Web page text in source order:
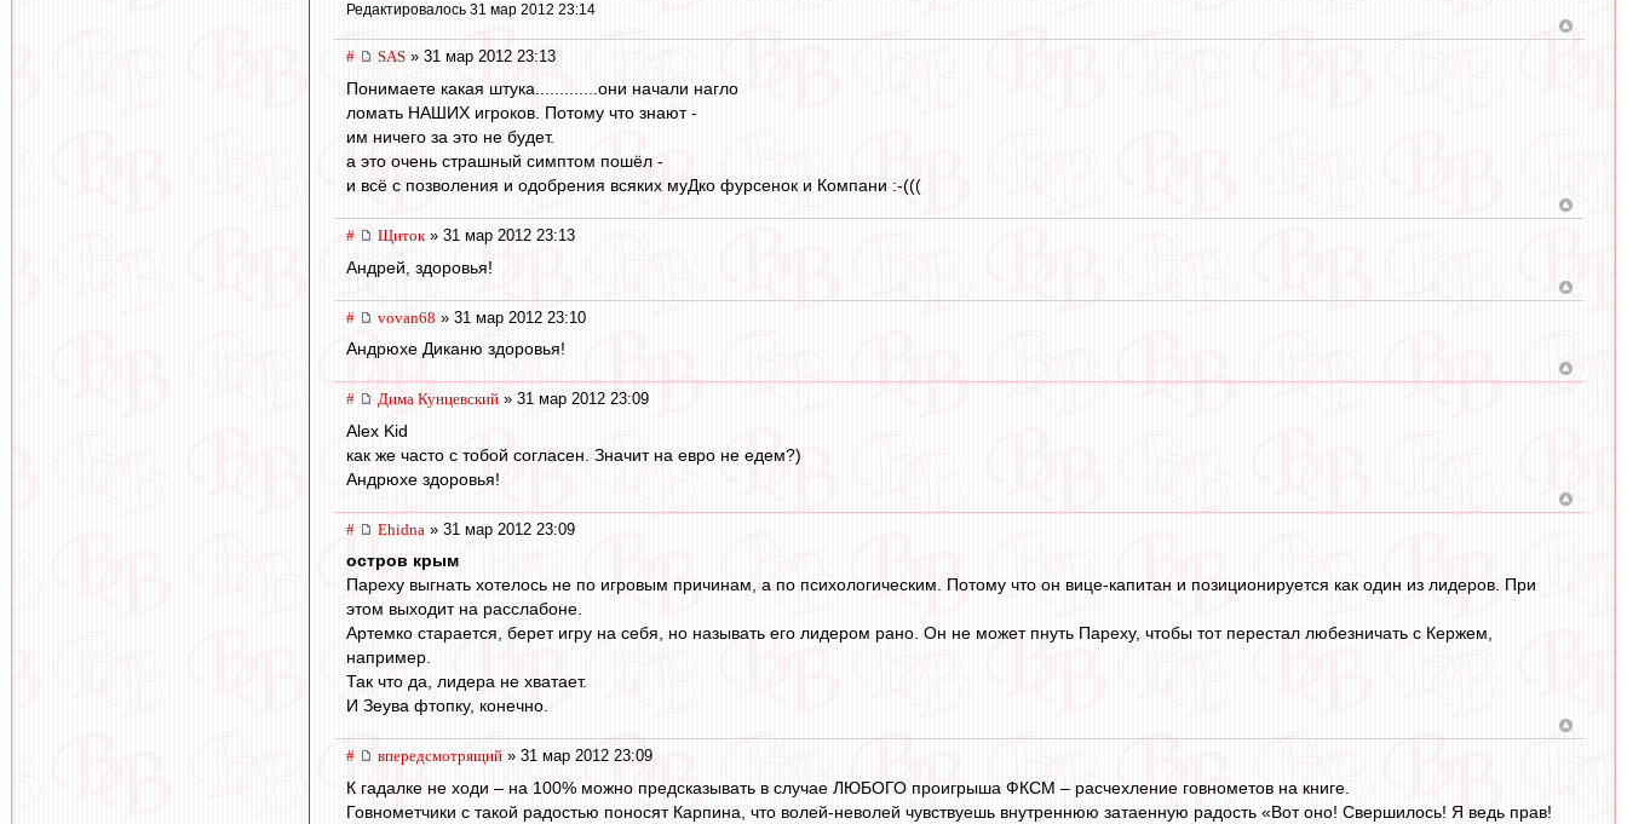
Редактировалось 31 мар 2012 23:14
# SAS » 31 мар 2012 23:13
Понимаете какая штука.............они начали нагло
ломать НАШИХ игроков. Потому что знают -
им ничего за это не будет.
а это очень страшный симптом пошёл -
и всё с позволения и одобрения всяких муДко фурсенок и Компани :-(((
# Щиток » 31 мар 2012 23:13
Андрей, здоровья!
# vovan68 » 31 мар 2012 23:10
Андрюхе Диканю здоровья!
# Дима Кунцевский » 31 мар 2012 23:09
Alex Kid
как же часто с тобой согласен. Значит на евро не едем?)
Андрюхе здоровья!
# Ehidna » 31 мар 2012 23:09
остров крым
Пареху выгнать хотелось не по игровым причинам, а по психологическим. Потому что он вице-капитан и позиционируется как один из лидеров. При
этом выходит на расслабоне.
Артемко старается, берет игру на себя, но называть его лидером рано. Он не может пнуть Пареху, чтобы тот перестал любезничать с Кержем,
например.
Так что да, лидера не хватает.
И Зеува фтопку, конечно.
# впередсмотрящий » 31 мар 2012 23:09
К гадалке не ходи – на 100% можно предсказывать в случае ЛЮБОГО проигрыша ФКСМ – расчехление говнометов на книге.
Говнометчики с такой радостью поносят Карпина, что волей-неволей чувствуешь внутреннюю затаенную радость «Вот оно! Свершилось! Я ведь прав!